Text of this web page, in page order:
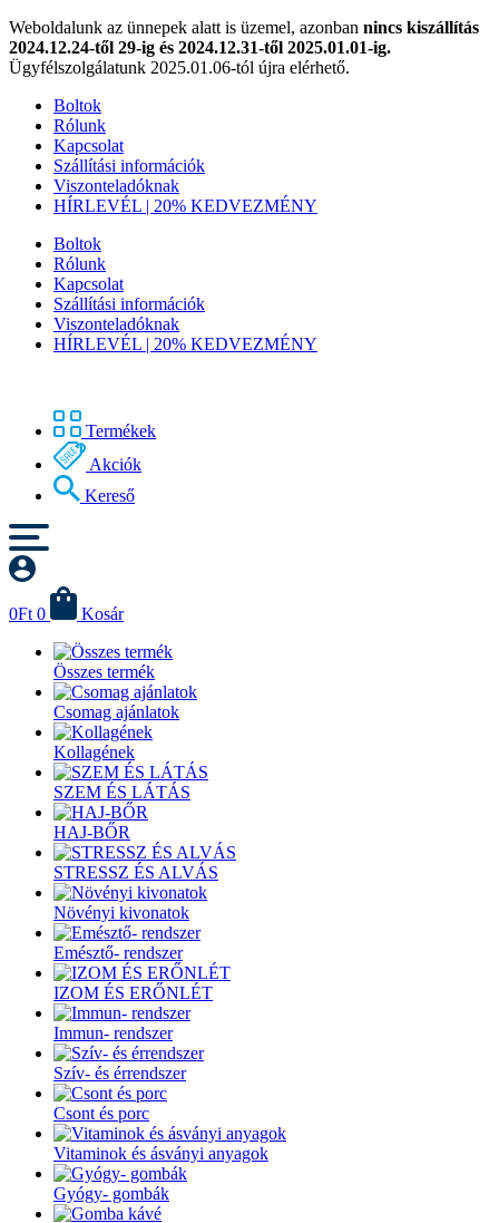
Weboldalunk az ünnepek alatt is üzemel, azonban nincs kiszállítás
2024.12.24-től 29-ig és 2024.12.31-től 2025.01.01-ig.
Ügyfélszolgálatunk 2025.01.06-tól újra elérhető.
Boltok
Rólunk
Kapcsolat
Szállítási információk
Viszonteladóknak
HÍRLEVÉL | 20% KEDVEZMÉNY
Boltok
Rólunk
Kapcsolat
Szállítási információk
Viszonteladóknak
HÍRLEVÉL | 20% KEDVEZMÉNY
Termékek
Akciók
Kereső
0Ft 0 Kosár
Összes termék
Csomag ajánlatok
Kollagének
SZEM ÉS LÁTÁS
HAJ-BŐR
STRESSZ ÉS ALVÁS
Növényi kivonatok
Emésztő- rendszer
IZOM ÉS ERŐNLÉT
Immun- rendszer
Szív- és érrendszer
Csont és porc
Vitaminok és ásványi anyagok
Gyógy- gombák